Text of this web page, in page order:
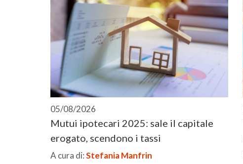
05/08/2026
Mutui ipotecari 2025: sale il capitale
erogato, scendono i tassi
A cura di:Stefania Manfrin